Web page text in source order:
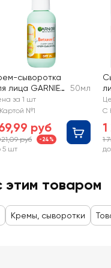
сыворотка
лица GARNIER
Супер сияние
С,
50мл
за 1 шт
№1
руб
руб -24%
5 шт
С
1
этим товаром
Кремы, сыворотки